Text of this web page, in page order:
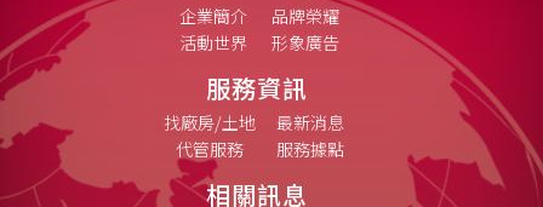
企業簡介
品牌榮耀
活動世界
形象廣告
服務資訊
找廠房/土地
最新消息
代管服務
服務據點
相關訊息